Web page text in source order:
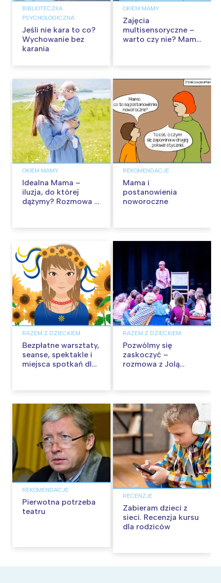
BIBLIOTECZKA
PSYCHOLOGICZNA
Jeśli nie kara to co?
Wychowanie bez
karania
OKIEM MAMY
Zajęcia
multisensoryczne –
warto czy nie? Mama
OKIEM MAMY
Idealna Mama –
iluzja, do której
dążymy? Rozmowa z
REKOMENDACJE
Mama i
postanowienia
noworoczne
RAZEM Z DZIECKIEM
Bezpłatne warsztaty,
seanse, spektakle i
miejsca spotkań dla
RAZEM Z DZIECKIEM
Pozwólmy się
zaskoczyć –
rozmowa z Jolą
REKOMENDACJE
Pierwotna potrzeba
teatru
RECENZJE
Zabieram dzieci z
sieci. Recenzja kursu
dla rodziców